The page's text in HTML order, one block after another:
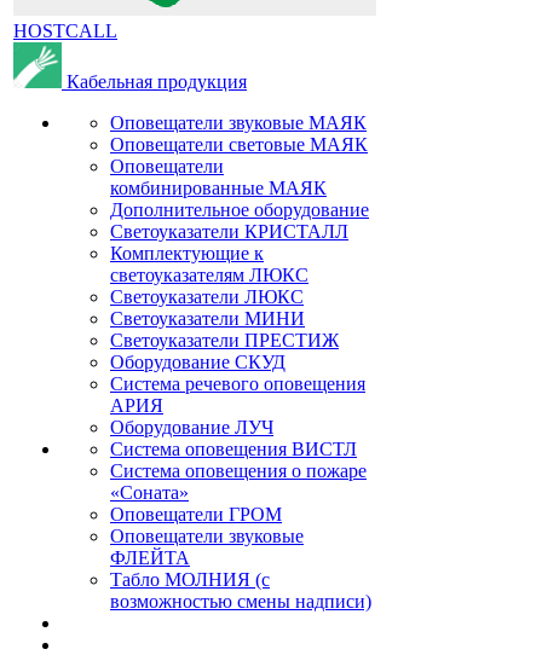
HOSTCALL
Кабельная продукция
Оповещатели звуковые МАЯК
Оповещатели световые МАЯК
Оповещатели
комбинированные МАЯК
Дополнительное оборудование
Светоуказатели КРИСТАЛЛ
Комплектующие к
светоуказателям ЛЮКС
Светоуказатели ЛЮКС
Светоуказатели МИНИ
Светоуказатели ПРЕСТИЖ
Оборудование СКУД
Система речевого оповещения
АРИЯ
Оборудование ЛУЧ
Система оповещения ВИСТЛ
Система оповещения о пожаре
«Соната»
Оповещатели ГРОМ
Оповещатели звуковые
ФЛЕЙТА
Табло МОЛНИЯ (с
возможностью смены надписи)